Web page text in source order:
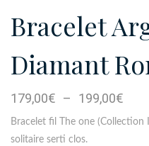
Bracelet
Diamant
179,00€ – 199,00€
prix :
Bracelet fil The one (Collection
solitaire serti clos.